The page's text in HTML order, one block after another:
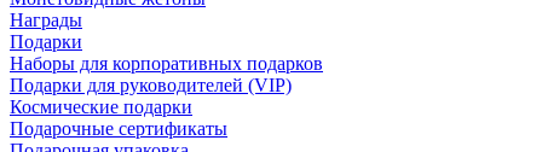
Награды
Подарки
Наборы для корпоративных подарков
Подарки для руководителей (VIP)
Космические подарки
Подарочные сертификаты